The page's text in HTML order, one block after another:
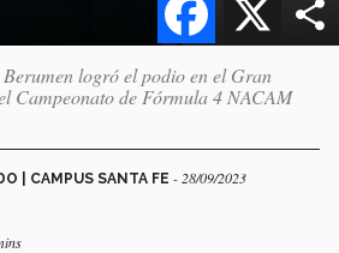
logró el podio en el Gran
Campeonato de Fórmula 4 NACAM
| CAMPUS SANTA FE - 28/09/2023